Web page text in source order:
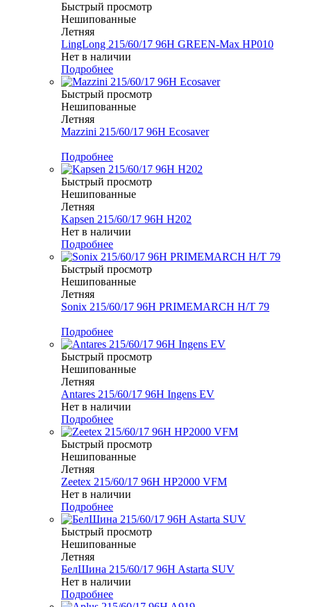
Быстрый просмотр
Нешипованные
Летняя
LingLong 215/60/17 96H GREEN-Max HP010
Нет в наличии
Подробнее
Быстрый просмотр
Нешипованные
Летняя
Mazzini 215/60/17 96H Ecosaver
Подробнее
Быстрый просмотр
Нешипованные
Летняя
Kapsen 215/60/17 96H H202
Нет в наличии
Подробнее
Быстрый просмотр
Нешипованные
Летняя
Sonix 215/60/17 96H PRIMEMARCH H/T 79
Подробнее
Быстрый просмотр
Нешипованные
Летняя
Antares 215/60/17 96H Ingens EV
Нет в наличии
Подробнее
Быстрый просмотр
Нешипованные
Летняя
Zeetex 215/60/17 96H HP2000 VFM
Нет в наличии
Подробнее
Быстрый просмотр
Нешипованные
Летняя
БелШина 215/60/17 96H Astarta SUV
Нет в наличии
Подробнее